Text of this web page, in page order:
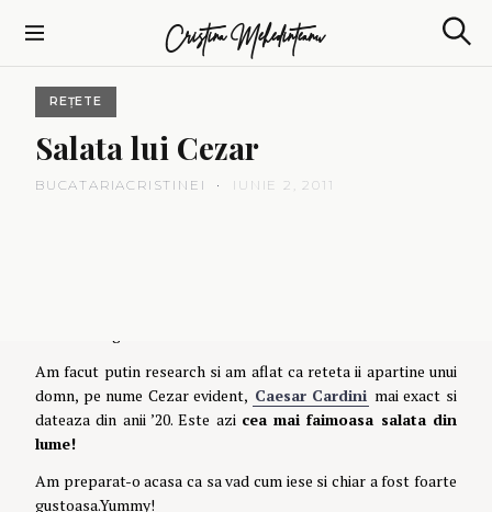
Cristina Mehedinteanu
e
REȚETE
Salatalui Cezar
BUCATARIACRISTINEI IUNIE 2, 2011
Am facut putin research si am aflat ca reteta ii apartine unui
domn, pe nume Cezar evident, Caesar Cardini mai exact si
dateaza din anii ’20. Este azi cea mai faimoasa salata din
lume!
Am preparat-o acasa ca sa vad cum iese si chiar a fost foarte
gustoasa.Yummy!